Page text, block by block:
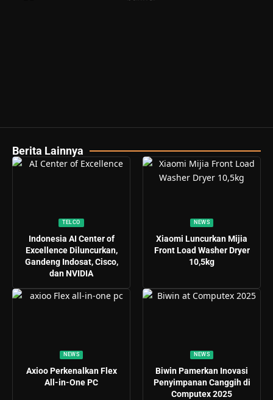
Berita Lainnya
TELCO
Indonesia AI Center of
Excellence Diluncurkan,
Gandeng Indosat, Cisco,
dan NVIDIA
NEWS
Xiaomi Luncurkan Mijia
Front Load Washer Dryer
10,5kg
NEWS
Axioo Perkenalkan Flex
All-in-One PC
NEWS
Biwin Pamerkan Inovasi
Penyimpanan Canggih di
Computex 2025